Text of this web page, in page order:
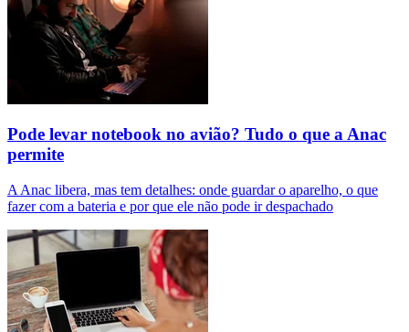
Pode levar notebook no avião? Tudo o que a Anac
permite
A Anac libera, mas tem detalhes: onde guardar o aparelho, o que
fazer com a bateria e por que ele não pode ir despachado